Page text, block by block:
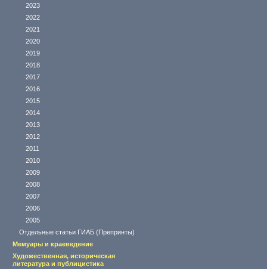
2023
2022
2021
2020
2019
2018
2017
2016
2015
2014
2013
2012
2011
2010
2009
2008
2007
2006
2005
Отдельные статьи ГИАБ (Препринты)
Мемуары и краеведение
Художественная, историческая
литература и публицистика